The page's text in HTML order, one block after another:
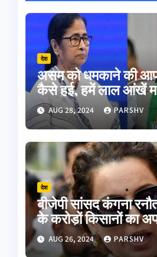
देश
असम को धमकाने की
कैसे हुई, हमें लाल आंखें
हिमंत बिस्वा सरमा
AUG 28, 2024 PARSHV
देश
बीजेपी सांसद कंगना
के करोड़ों किसानों का
टिकैत
AUG 26, 2024 PARSHV